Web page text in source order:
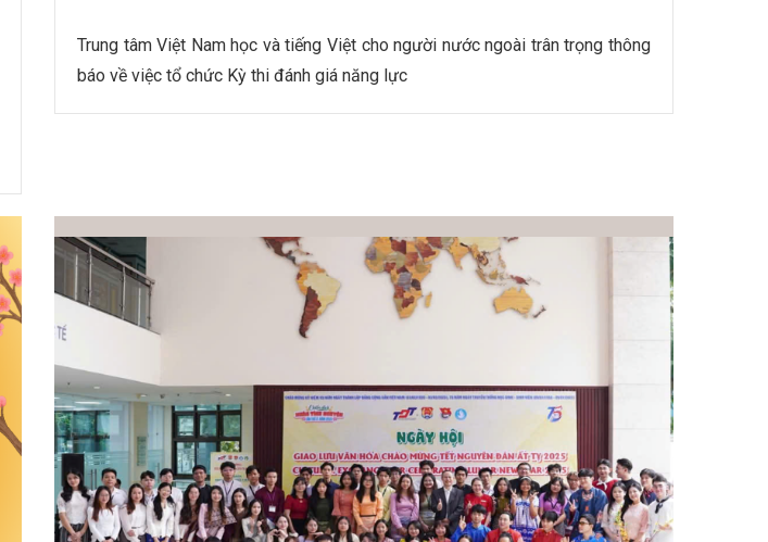
Trung tâm Việt Nam học và tiếng Việt cho người nước ngoài trân trọng thông
báo về việc tổ chức Kỳ thi đánh giá năng lực